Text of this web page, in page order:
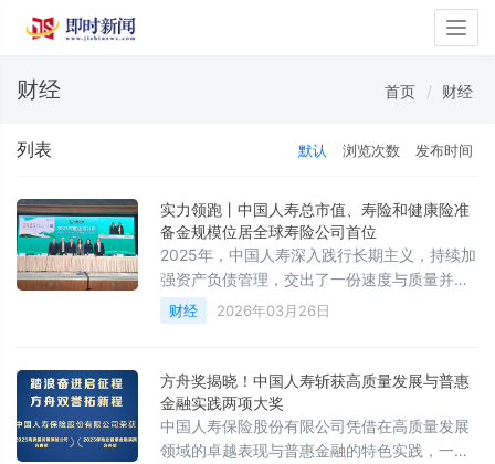
财经 首页 财经
列表 默认 浏览次数 发布时间
实力领跑丨中国人寿总市值、寿险和健康险准
备金规模位居全球寿险公司首位
2025年，中国人寿深入践行长期主义，持续加
强资产负债管理，交出了一份速度与质量并
举、结构与效益双优、发展与安全协同的亮丽
答卷，实现“十四五”顺利收官。
财经 2026年03月26日
方舟奖揭晓！中国人寿斩获高质量发展与普惠
金融实践两项大奖
中国人寿保险股份有限公司凭借在高质量发展
领域的卓越表现与普惠金融的特色实践，一举